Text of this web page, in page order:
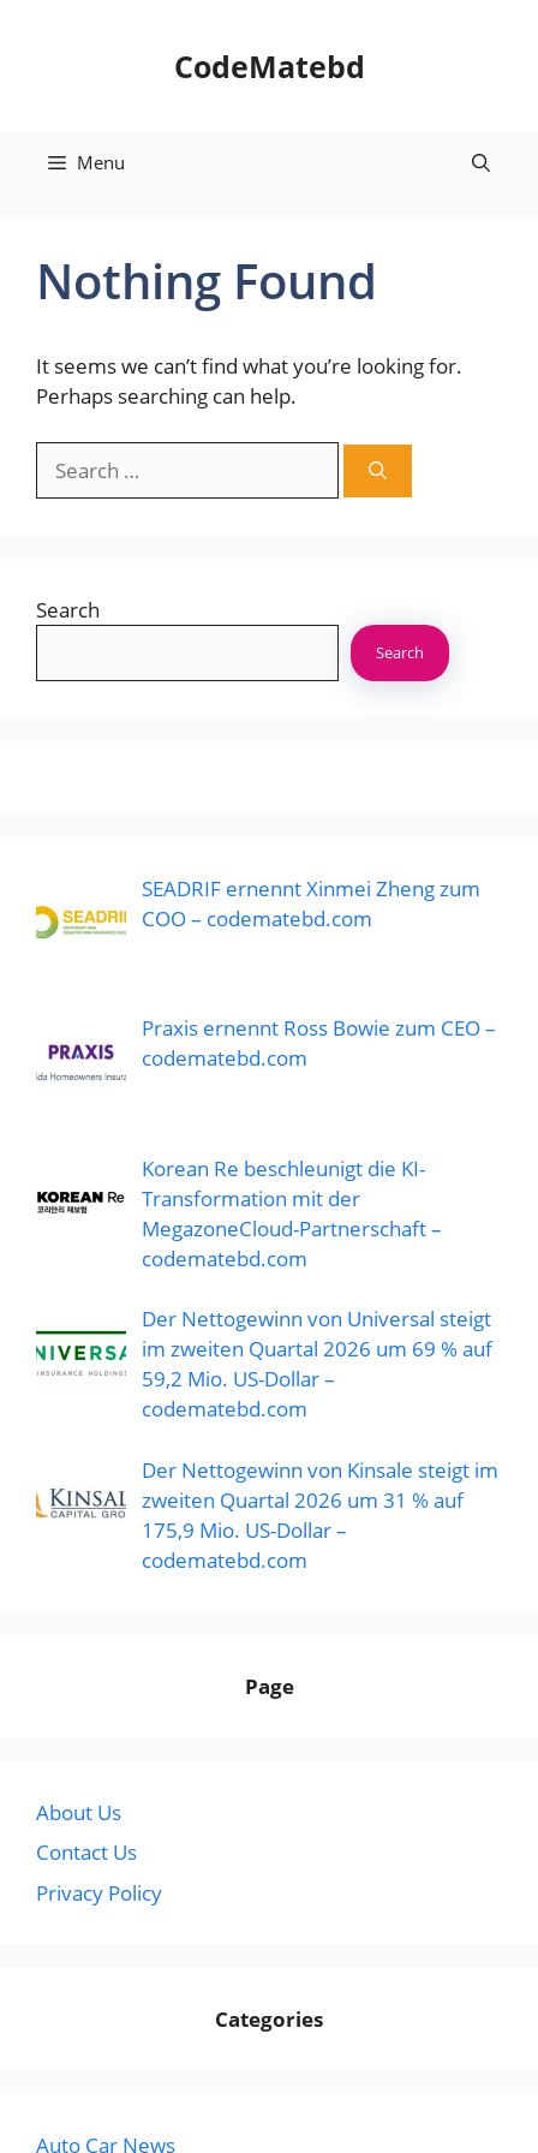
CodeMatebd
Menu
Nothing Found
It seems we can’t find what you’re looking for.
Perhaps searching can help.
for:
Search
Search
SEADRIF ernennt Xinmei Zheng zum
COO – codematebd.com
Praxis ernennt Ross Bowie zum CEO –
codematebd.com
Korean Re beschleunigt die KI-
Transformation mit der
MegazoneCloud-Partnerschaft –
codematebd.com
Der Nettogewinn von Universal steigt
im zweiten Quartal 2026 um 69 % auf
59,2 Mio. US-Dollar –
codematebd.com
Der Nettogewinn von Kinsale steigt im
zweiten Quartal 2026 um 31 % auf
175,9 Mio. US-Dollar –
codematebd.com
Page
About Us
Contact Us
Privacy Policy
Categories
Auto Car News